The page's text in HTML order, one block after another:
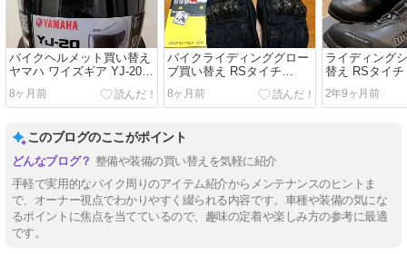
バイクヘルメット買い替え
ヤマハ ワイズギア YJ-20
ゼニス
8ヶ月前
バイクライディンググロー
ブ買い替え RSタイチ
RST664カーボンウインタ
ーグローブ
8ヶ月前
ライディング
替え RSタイチ
DRYMASTER
ーズ
2年9ヶ月前
このブログのここがポイント
整備や装備の買い替えを気軽に紹介
手軽で実用的なバイク周りのアイテム紹介からメンテナンスのヒントま
で、オーナー視点でわかりやすく綴られる内容です。車種や装備の気にな
るポイントに焦点を当てているので、趣味の定着や楽しみ方の参考に最適
です。